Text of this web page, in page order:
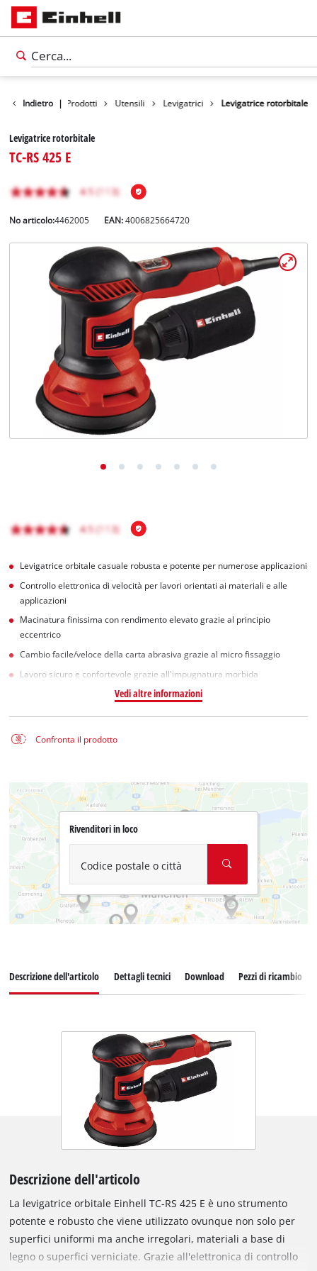
Italiano
English
Indietro | Prodotti Utensili Levigatrici Levigatrice rotorbitale
Levigatrice rotorbitale
TC-RS 425 E
No articolo:4462005 EAN:4006825664720
Levigatrice orbitale casuale robusta e potente per numerose applicazioni
Controllo elettronica di velocità per lavori orientati ai materiali e alle
applicazioni
Macinatura finissima con rendimento elevato grazie al principio
eccentrico
Cambio facile/veloce della carta abrasiva grazie al micro fissaggio
Lavoro sicuro e confortevole grazie all'impugnatura morbida
Vedi altre informazioni
Confronta il prodotto
Rivenditori in loco
Codice postale o città
Descrizione dell'articolo Dettagli tecnici Download Pezzi di ricambio
Descrizione dell'articolo
La levigatrice orbitale Einhell TC-RS 425 E è uno strumento
potente e robusto che viene utilizzato ovunque non solo per
superfici uniformi ma anche irregolari, materiali a base di
legno o superfici verniciate. Grazie all'elettronica di controllo